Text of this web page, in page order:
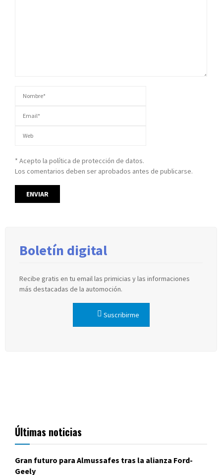
* Acepto la política de protección de datos.
Los comentarios deben ser aprobados antes de publicarse.
Boletín digital
Recibe gratis en tu email las primicias y las informaciones
más destacadas de la automoción.
Suscribirme
Últimas noticias
Gran futuro para Almussafes tras la alianza Ford-
Geely